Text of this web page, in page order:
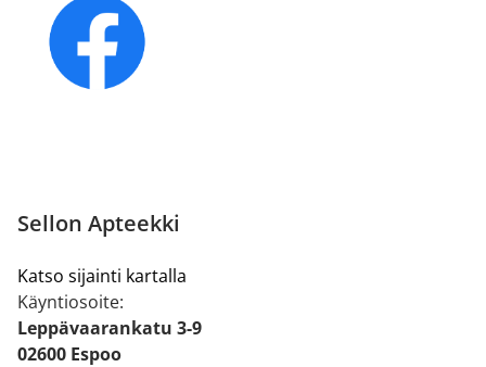
Sellon Apteekki
Katso sijainti kartalla
Käyntiosoite:
Leppävaarankatu 3-9
02600 Espoo